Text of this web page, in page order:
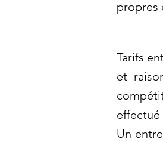
propres
Tarifs
et
effectué
Un